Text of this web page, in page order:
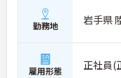
勤務地 岩手県
雇用形態 正社員(